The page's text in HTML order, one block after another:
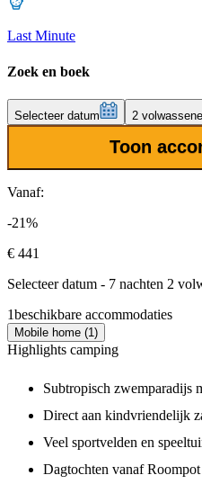
Last Minute
Zoek en boek
Selecteer datum 2
Toon
Vanaf:
-21%
€ 441
Selecteer datum - 7 nachten 2
1beschikbare accommodaties
Mobile home (1)
Highlights camping
Subtropisch zwemparadijs
Direct aan kindvriendelijk
Veel sportvelden en
Dagtochten vanaf